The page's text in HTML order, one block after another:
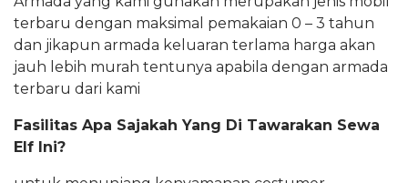
terbaru dengan maksimal pemakaian 0 – 3 tahun
dan jikapun armada keluaran terlama harga akan
jauh lebih murah tentunya apabila dengan armada
terbaru dari kami
Fasilitas Apa Sajakah Yang Di Tawarakan Sewa
Elf Ini?